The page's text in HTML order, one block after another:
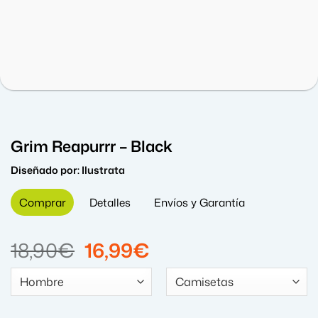
Grim Reapurrr – Black
Diseñado por:Ilustrata
Comprar Detalles Envíos y Garantía
18,90€ El
precio
original
16,99€
precio
actual